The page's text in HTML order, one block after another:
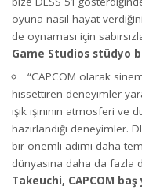
oyuna nasıl hayat
de oynaması için
Game Studios stüdyo
“CAPCOM olarak
hissettiren deneyimler
ışık ışınının atmosferi
hazırlandığı deneyimler.
bir önemli adımı daha
dünyasına daha da fazla
Takeuchi, CAPCOM